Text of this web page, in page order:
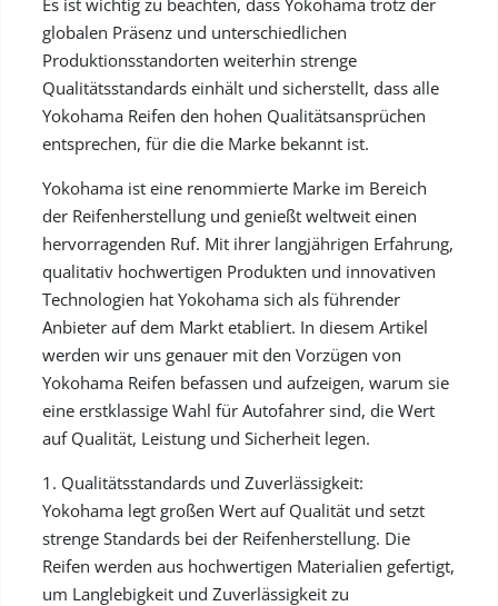
Es ist wichtig zu beachten, dass Yokohama trotz der
globalen Präsenz und unterschiedlichen
Produktionsstandorten weiterhin strenge
Qualitätsstandards einhält und sicherstellt, dass alle
Yokohama Reifen den hohen Qualitätsansprüchen
entsprechen, für die die Marke bekannt ist.
Yokohama ist eine renommierte Marke im Bereich
der Reifenherstellung und genießt weltweit einen
hervorragenden Ruf. Mit ihrer langjährigen Erfahrung,
qualitativ hochwertigen Produkten und innovativen
Technologien hat Yokohama sich als führender
Anbieter auf dem Markt etabliert. In diesem Artikel
werden wir uns genauer mit den Vorzügen von
Yokohama Reifen befassen und aufzeigen, warum sie
eine erstklassige Wahl für Autofahrer sind, die Wert
auf Qualität, Leistung und Sicherheit legen.
1. Qualitätsstandards und Zuverlässigkeit:
Yokohama legt großen Wert auf Qualität und setzt
strenge Standards bei der Reifenherstellung. Die
Reifen werden aus hochwertigen Materialien gefertigt,
um Langlebigkeit und Zuverlässigkeit zu